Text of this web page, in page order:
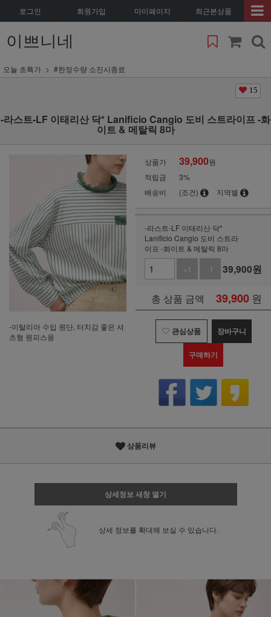
로그인 회원가입 마이페이지 최근본상품
이쁘니네
오늘 초특가 #한정수량 소진시종료
15
-라스트-LF 이태리산 닥* Lanificio Cangio 도비 스트라이프 -화
이트 & 메탈릭 8마
-이탈리아 수입 원단, 터치감 좋은 셔
츠형 원피스용
상품가 39,900원
적립금
3%
배송비
(조건) 지역별
-라스트-LF 이태리산 닥*
Lanificio Cangio 도비 스트라
이프 -화이트 & 메탈릭 8마
+1
-1 39,900원
총 상품 금액 39,900 원
관심상품 장바구니
구매하기
상품리뷰
상세정보 새창 열기
상세 정보를 확대해 보실 수 있습니다.